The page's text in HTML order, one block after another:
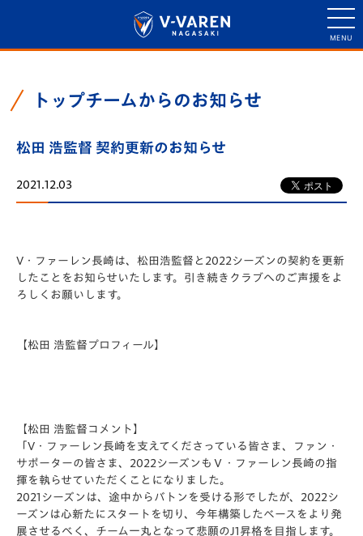
トップチームからのお知らせ
松田 浩監督 契約更新のお知らせ
2021.12.03
V・ファーレン長崎は、松田浩監督と2022シーズンの契約を更新
したことをお知らせいたします。引き続きクラブへのご声援をよ
ろしくお願いします。
【松田 浩監督プロフィール】
【松田 浩監督コメント】
「V・ファーレン長崎を支えてくださっている皆さま、ファン・
サポーターの皆さま、2022シーズンもＶ・ファーレン長崎の指
揮を執らせていただくことになりました。
2021シーズンは、途中からバトンを受ける形でしたが、2022シ
ーズンは心新たにスタートを切り、今年構築したベースをより発
展させるべく、チーム一丸となって悲願のJ1昇格を目指します。